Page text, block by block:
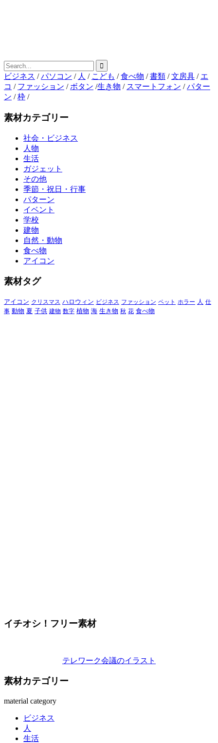
ビジネス /パソコン / 人 / こども /食べ物 /書類 /文房具 / エ
コ / ファッション / ボタン /生き物 / スマートフォン /パター
ン /枠 /
素材カテゴリー
社会・ビジネス
人物
生活
ガジェット
その他
季節・祝日・行事
パターン
イベント
学校
建物
自然・動物
食べ物
アイコン
素材タグ
アイコン クリスマス ハロウィン ビジネス ファッション ペット ホラー 人 仕
事 動物 夏 子供 建物 数字 植物 海 生き物 秋 花 食べ物
イチオシ！フリー素材
テレワーク会議のイラスト
素材カテゴリー
material category
ビジネス
人
生活